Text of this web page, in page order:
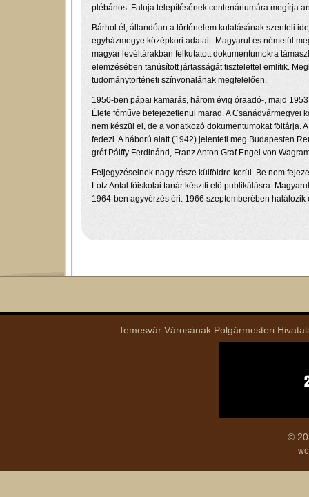
plébános. Faluja telepítésének centenáriumára megírja
Bárhol él, állandóan a történelem kutatásának szenteli
egyházmegye középkori adatait. Magyarul és németül
magyar levéltárakban felkutatott dokumentumokra
elemzésében tanúsított jártasságát tisztelettel említik.
tudománytörténeti színvonalának megfelelően.
1950-ben pápai kamarás, három évig óraadó-, majd
Élete főműve befejezetlenül marad. A Csanádvármegyei
nem készül el, de a vonatkozó dokumentumokat föltárja.
fedezi. A háború alatt (1942) jelenteti meg Budapesten
gróf Pálffy Ferdinánd, Franz Anton Graf Engel von
Feljegyzéseinek nagy része külföldre kerül. Be nem
Lotz Antal főiskolai tanár készíti elő publikálásra.
1964-ben agyvérzés éri. 1966 szeptemberében
Temesvár Városának Polgármesteri
©